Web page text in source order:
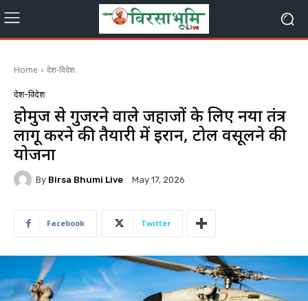
Home देश-विदेश
देश-विदेश
होर्मुज से गुजरने वाले जहाजों के लिए नया तंत्र
लागू करने की तैयारी में ईरान, टोल वसूलने की
योजना
By Birsa Bhumi Live May 17, 2026
Facebook Twitter